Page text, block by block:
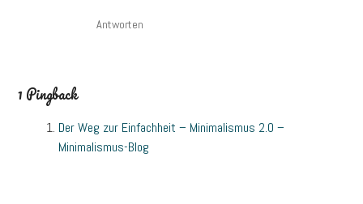
Antworten
1 Pingback
Der Weg zur Einfachheit – Minimalismus 2.0 –
Minimalismus-Blog